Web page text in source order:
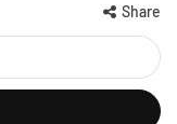
Share